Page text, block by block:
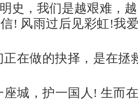
史，我们是越艰难，
! 风雨过后见彩虹!我
做的抉择，是在拯
，护一国人! 生而在